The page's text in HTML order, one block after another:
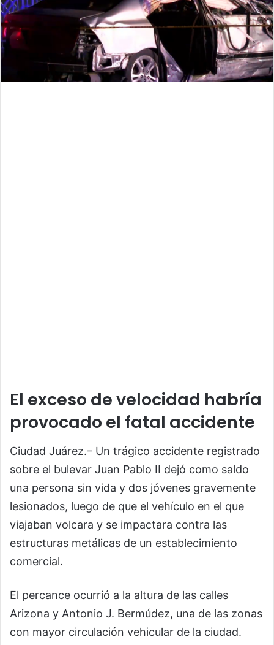
El exceso de velocidad habría
provocado el fatal accidente
Ciudad Juárez.– Un trágico accidente registrado
sobre el bulevar Juan Pablo II dejó como saldo
una persona sin vida y dos jóvenes gravemente
lesionados, luego de que el vehículo en el que
viajaban volcara y se impactara contra las
estructuras metálicas de un establecimiento
comercial.
El percance ocurrió a la altura de las calles
Arizona y Antonio J. Bermúdez, una de las zonas
con mayor circulación vehicular de la ciudad.